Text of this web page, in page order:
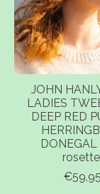
JOHN
LADIES
DEEP RED
€59,95